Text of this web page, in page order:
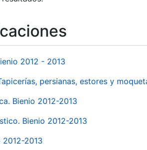
2012 - 2013
persianas, estores y
Bienio 2012-2013
Bienio 2012-2013
2013